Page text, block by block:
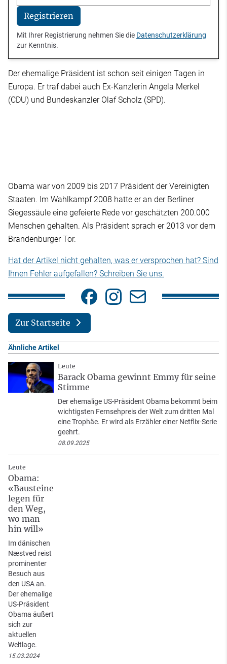
Registrieren
Mit Ihrer Registrierung nehmen Sie die Datenschutzerklärung
zur Kenntnis.
Der ehemalige Präsident ist schon seit einigen Tagen in
Europa. Er traf dabei auch Ex-Kanzlerin Angela Merkel
(CDU) und Bundeskanzler Olaf Scholz (SPD).
Obama war von 2009 bis 2017 Präsident der Vereinigten
Staaten. Im Wahlkampf 2008 hatte er an der Berliner
Siegessäule eine gefeierte Rede vor geschätzten 200.000
Menschen gehalten. Als Präsident sprach er 2013 vor dem
Brandenburger Tor.
Hat der Artikel nicht gehalten, was er versprochen hat? Sind
Ihnen Fehler aufgefallen? Schreiben Sie uns.
Zur Startseite
Ähnliche Artikel
Leute
Barack Obama gewinnt Emmy für seine
Stimme
Der ehemalige US-Präsident Obama bekommt beim
wichtigsten Fernsehpreis der Welt zum dritten Mal
eine Trophäe. Er wird als Erzähler einer Netflix-Serie
geehrt.
08.09.2025
Leute
Obama:
«Bausteine
legen für
den Weg,
wo man
hin will»
Im dänischen
Næstved reist
prominenter
Besuch aus
den USA an.
Der ehemalige
US-Präsident
Obama äußert
sich zur
aktuellen
Weltlage.
15.03.2024